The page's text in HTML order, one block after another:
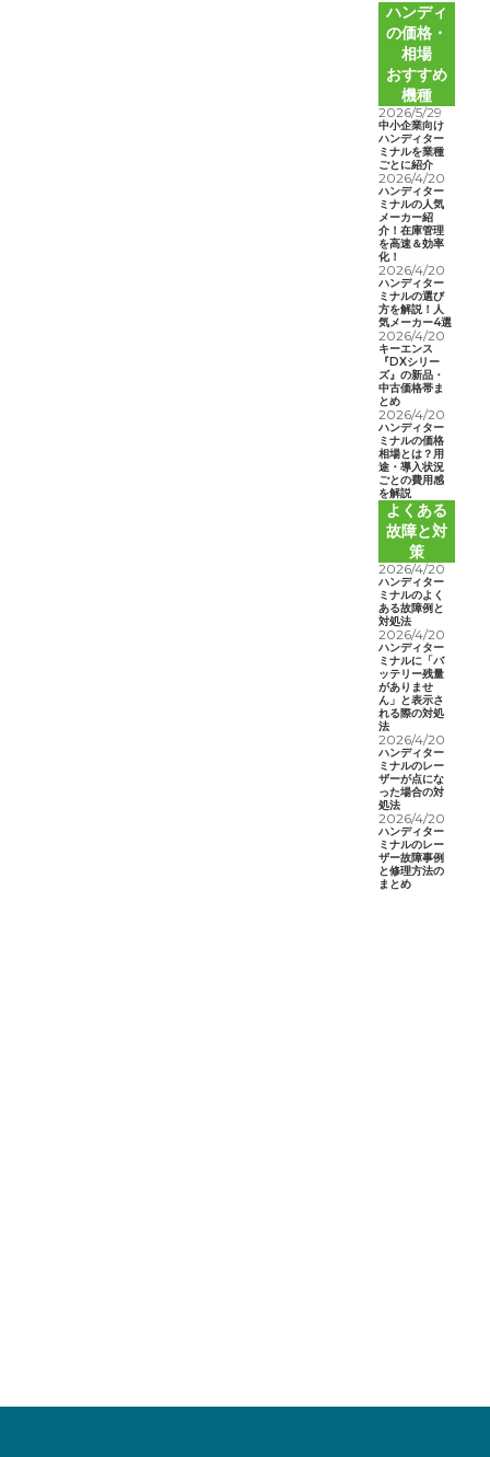
ハンディ
の価格・
相場
おすすめ
機種
2026/5/29
中小企業向け
ハンディター
ミナルを業種
ごとに紹介
2026/4/20
ハンディター
ミナルの人気
メーカー紹
介！在庫管理
を高速＆効率
化！
2026/4/20
ハンディター
ミナルの選び
方を解説！人
気メーカー4選
2026/4/20
キーエンス
『DXシリー
ズ』の新品・
中古価格帯ま
とめ
2026/4/20
ハンディター
ミナルの価格
相場とは？用
途・導入状況
ごとの費用感
を解説
よくある
故障と対
策
2026/4/20
ハンディター
ミナルのよく
ある故障例と
対処法
2026/4/20
ハンディター
ミナルに「バ
ッテリー残量
がありませ
ん」と表示さ
れる際の対処
法
2026/4/20
ハンディター
ミナルのレー
ザーが点にな
った場合の対
処法
2026/4/20
ハンディター
ミナルのレー
ザー故障事例
と修理方法の
まとめ